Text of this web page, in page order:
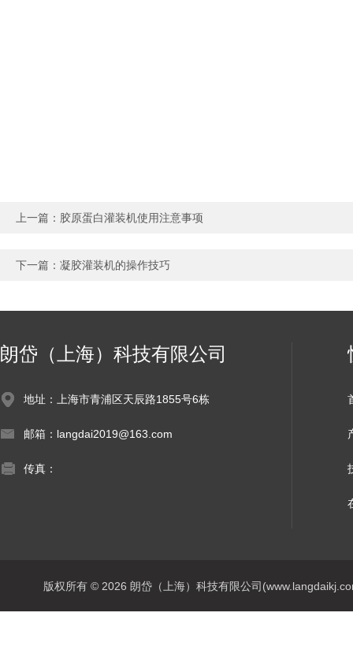
上一篇： 胶原蛋白灌装机使用注意事项
下一篇： 凝胶灌装机的操作技巧
朗岱（上海）科技有限公司
地址：上海市青浦区天辰路1855号6栋
邮箱：langdai2019@163.com
传真：
版权所有 © 2026 朗岱（上海）科技有限公司